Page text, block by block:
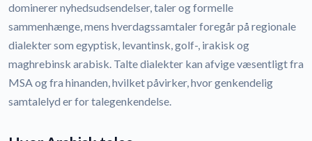
dominerer nyhedsudsendelser, taler og formelle
sammenhænge, mens hverdagssamtaler foregår på regionale
dialekter som egyptisk, levantinsk, golf-, irakisk og
maghrebinsk arabisk. Talte dialekter kan afvige væsentligt fra
MSA og fra hinanden, hvilket påvirker, hvor genkendelig
samtalelyd er for talegenkendelse.